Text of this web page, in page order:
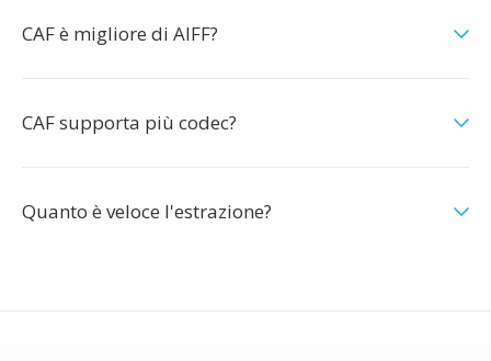
CAF è migliore di AIFF?
CAF supporta più codec?
Quanto è veloce l'estrazione?